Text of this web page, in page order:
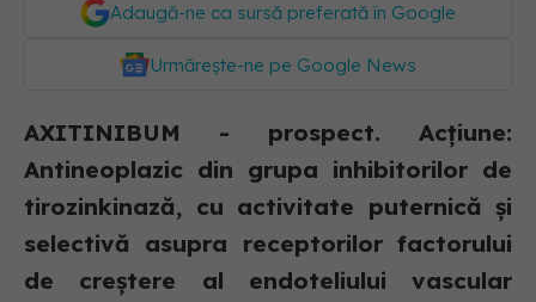
Adaugă-ne ca sursă preferată în Google
Urmărește-ne pe Google News
AXITINIBUM - prospect. Acţiune:
Antineoplazic din grupa inhibitorilor de
tirozinkinază, cu activitate puternică şi
selectivă asupra receptorilor factorului
de creştere al endoteliului vascular